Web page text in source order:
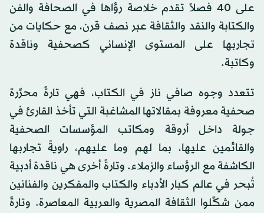
على 40 فصلاً تقدم خلاصة رؤاها في الصحافة والفن
والكتابة والنقد والثقافة عبر نصف قرن، مع حكايات من
تجاربها على المستوى الإنساني كصحفية وناقدة
وكاتبة.
تتعدد وجوه صافي ناز في الكتاب، فهي تارةً محرِّرة
صحفية معروفة بمقالاتها المشاغبة التي تأخذ القارئ في
جولة داخل أروقة ومكاتب المؤسسات الصحفية
والقائمين عليها، بما لهم وما عليهم، راويةً تجاربها
الكاشفة مع الرؤساء والزملاء. وتارةً أخرى هي ناقدة أدبية
تُبحر في عالم كبار الأدباء والكتاب والمفكرين والفنانين
ممن شكَّلوا الثقافة المصرية والعربية المعاصرة. وتارةً